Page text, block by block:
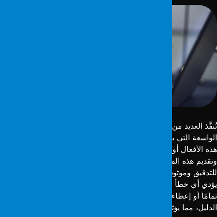
العديد من الأفعال غير القانونية وغير الأخلاقية عبر شبكة الاتصال
التي يوفرها الإنترنت. إن تحديد الجرائم التي تُرتكب من خلال
الأفعال أو تحديد العناصر اللازمة لتوضيح جريمة ما من الإنترنت
هذه المعلومات إلى السلطات المعنية بشكل قانوني وقابل
وموثوق يعد عملية مهمة وحساسة بنفس القدر. يمكن أن
أي خطأ صغير في هذه العملية إلى جعل دليل مهم غير صالح
أو إعطاء أهمية غير مستحقة لعنصر لا يرقى إلى مستوى
مما يؤثر على العملية.